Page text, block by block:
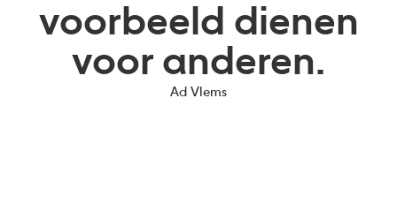
voorbeeld dienen
voor anderen.
Ad Vlems